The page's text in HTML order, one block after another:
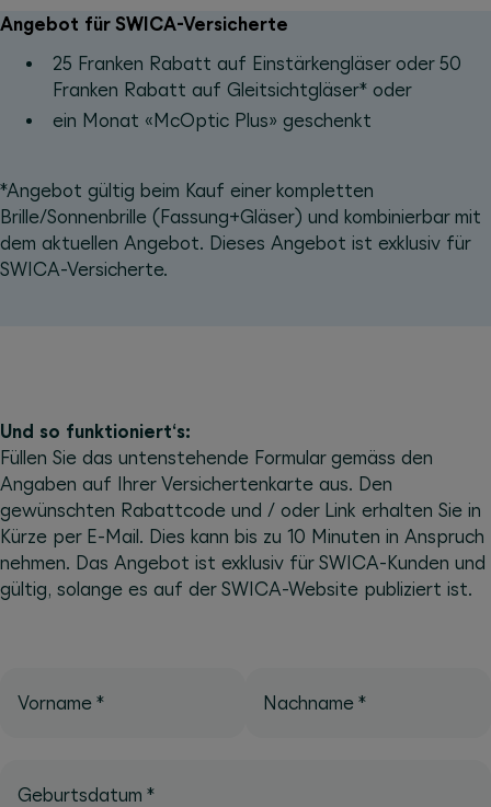
Angebot für SWICA-Versicherte
25 Franken Rabatt auf Einstärkengläser oder 50
Franken Rabatt auf Gleitsichtgläser* oder
ein Monat «McOptic Plus» geschenkt
*Angebot gültig beim Kauf einer kompletten
Brille/Sonnenbrille (Fassung+Gläser) und kombinierbar mit
dem aktuellen Angebot. Dieses Angebot ist exklusiv für
SWICA-Versicherte.
Und so funktioniert‘s:
Füllen Sie das untenstehende Formular gemäss den
Angaben auf Ihrer Versichertenkarte aus. Den
gewünschten Rabattcode und / oder Link erhalten Sie in
Kürze per E-Mail. Dies kann bis zu 10 Minuten in Anspruch
nehmen. Das Angebot ist exklusiv für SWICA-Kunden und
gültig, solange es auf der SWICA-Website publiziert ist.
Vorname * Nachname *
Geburtsdatum *